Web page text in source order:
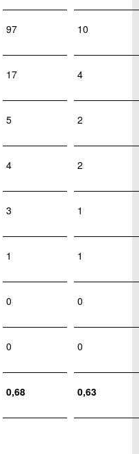
97 10
17 4
5 2
4 2
3 1
1 1
0 0
0 0
0,68 0,63